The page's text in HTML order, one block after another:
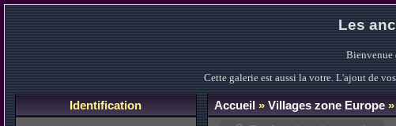
Les
Bienvenue
Cette galerie est aussi la votre. L'ajout de
Identification Accueil» Villages zone Europe»